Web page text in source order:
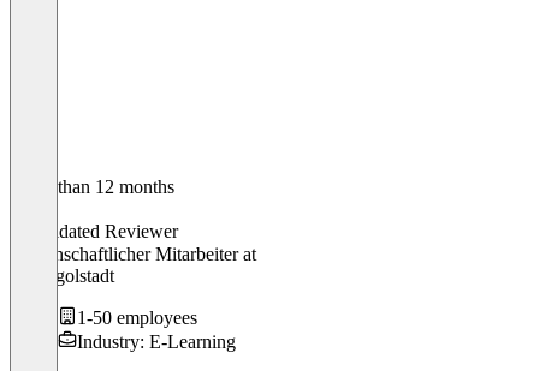
Older than 12 months
Validated Reviewer
Wissenschaftlicher Mitarbeiterat
FH Ingolstadt
1-50 employees
Industry: E-Learning